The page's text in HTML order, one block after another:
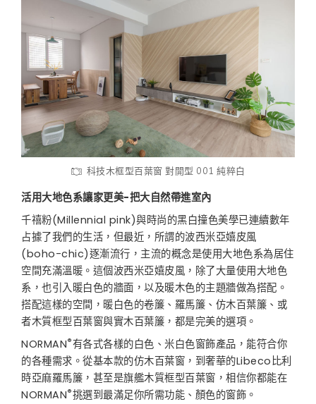
科技木框型百葉窗 對開型 001 純粹白
活用大地色系讓家更美-把大自然帶進室內
千禧粉(Millennial pink)與時尚的黑白撞色美學已連續數年
占據了我們的生活，但最近，所謂的波西米亞嬉皮風
(boho-chic)逐漸流行，主流的概念是使用大地色系為居住
空間充滿溫暖。這個波西米亞嬉皮風，除了大量使用大地色
系，也引入暖白色的牆面，以及暖木色的主題牆做為搭配。
搭配這樣的空間，暖白色的卷簾、羅馬簾、仿木百葉簾、或
者木質框型百葉窗與實木百葉簾，都是完美的選項。
NORMAN®有各式各樣的白色、米白色窗飾產品，能符合你
的各種需求。從基本款的仿木百葉窗，到奢華的Libeco比利
時亞麻羅馬簾，甚至是旗艦木質框型百葉窗，相信你都能在
NORMAN®挑選到最滿足你所需功能、顏色的窗飾。